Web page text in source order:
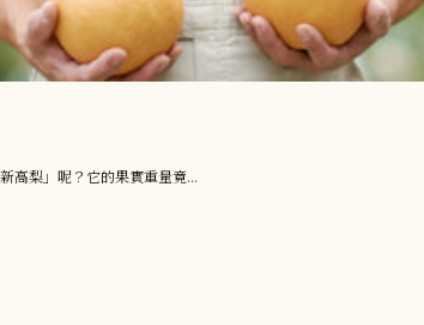
高梨」呢？它的果實重量竟...